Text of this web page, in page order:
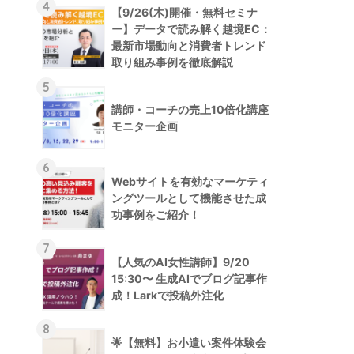
4
【9/26(木)開催・無料セミナ
ー】データで読み解く越境EC：
最新市場動向と消費者トレンド
取り組み事例を徹底解説
5
講師・コーチの売上10倍化講座
モニター企画
6
Webサイトを有効なマーケティ
ングツールとして機能させた成
功事例をご紹介！
7
【人気のAI女性講師】9/20
15:30〜 生成AIでブログ記事作
成！Larkで投稿外注化
8
🌟【無料】お小遣い案件体験会